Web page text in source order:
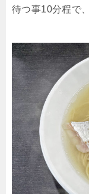
待つ事10分程で